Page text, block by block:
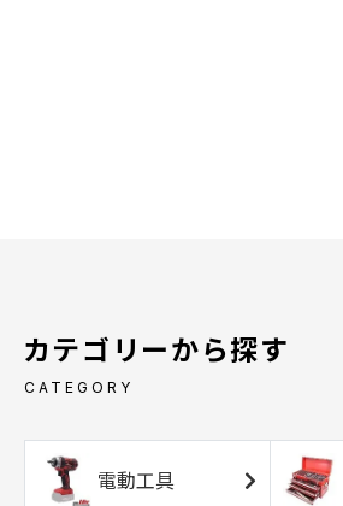
カテゴリーから探す
CATEGORY
電動工具